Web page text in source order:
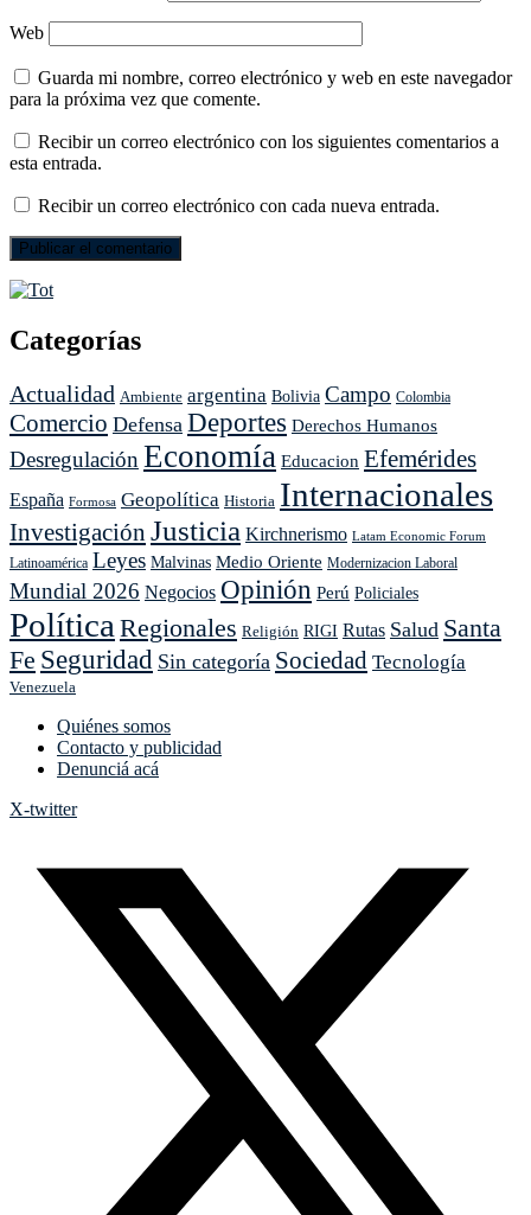
Web
Guarda mi nombre, correo electrónico y web en este navegador
para la próxima vez que comente.
Recibir un correo electrónico con los siguientes comentarios a
esta entrada.
Recibir un correo electrónico con cada nueva entrada.
Categorías
Actualidad Ambiente argentina Bolivia Campo Colombia
Comercio Defensa Deportes Derechos Humanos
Desregulación Economía Educacion Efemérides
España Formosa Geopolítica Historia Internacionales
Investigación Justicia Kirchnerismo Latam Economic Forum
Latinoamérica Leyes Malvinas Medio Oriente Modernizacion Laboral
Mundial 2026 Negocios Opinión Perú Policiales
Política Regionales Religión RIGI Rutas Salud Santa
Fe Seguridad Sin categoría Sociedad Tecnología
Venezuela
Quiénes somos
Contacto y publicidad
Denunciá acá
X-twitter